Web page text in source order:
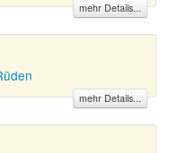
mehr Details...
mehr Details...